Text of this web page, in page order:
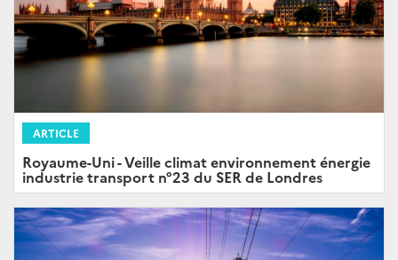
ARTICLE
Royaume-Uni - Veille climat environnement énergie
industrie transport n°23 du SER de Londres